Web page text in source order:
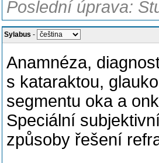
Poslední úprava:
Sylabus -
Anamnéza,
s kataraktou,
segmentu oka a
Speciální
způsoby řešení